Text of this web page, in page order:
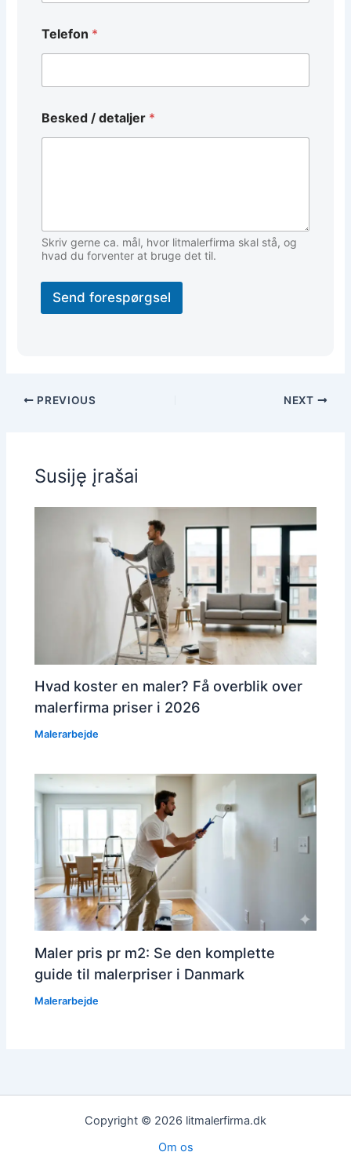
e
s
*
N
a
Telefon *
Besked / detaljer *
Skriv gerne ca. mål, hvor litmalerfirma skal stå, og
hvad du forventer at bruge det til.
Send forespørgsel
PREVIOUS NEXT
Susiję įrašai
Hvad koster en maler? Få overblik over
malerfirma priser i 2026
Malerarbejde
Maler pris pr m2: Se den komplette
guide til malerpriser i Danmark
Malerarbejde
Copyright © 2026 litmalerfirma.dk
Om os